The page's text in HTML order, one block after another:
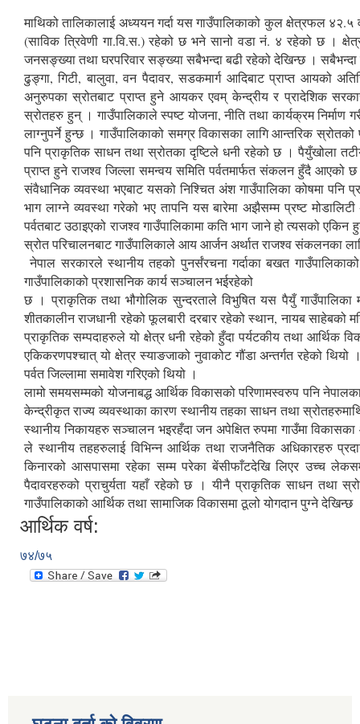
माथिको तालिकालाई अध्ययन गर्दा यस गाउँपालिकाको कुल क्षेत्रफल
(साविक त्रिवेणी गा.वि.स.) रहेको छ भने सानो वडा नं. ४ रहेको छ ।
जनसङ्ख्या तथा घरपरिवार सङ्ख्या सबैभन्दा बढी रहेको देखिन्छ ।
ढुङ्गा, गिटी, बालुवा, वन पैदावर, सडकमार्ग आदिबाट प्राप्त आयको
अनुरुपका स्रोतबाट प्राप्त हुने आयकर एवम् केन्द्रीय र प्रादेशिक
स्रोतहरु हुन् । गाउँपालिकाले स्पष्ट योजना, नीति तथा कार्यक्रम
लाग्नुपर्ने हुन्छ । गाउँपालिकाको समग्र विकासका लागि आन्तरिक
पनि प्राकृतिक साधन तथा स्रोतका दृष्टिले धनी रहेको छ । पैयुँखोला
प्राप्त हुने राजश्व जिल्ला समन्वय समिति पर्वतमार्फत संकलन हुँदै आएको
संवैधानिक व्यवस्था भएबाट यसको निश्चित अंश गाउँपालिका कोषमा पनि
भाग लाग्ने व्यवस्था गरेको भए तापनि यस बारेमा अझैसम्म प्रष्ट
पर्वतबाट उठाइएको राजश्व गाउँपालिकामा कति भाग जाने हो त्यसको
स्रोत परिचालनबाट गाउँपालिकाले आय आर्जन अर्थात राजश्व संकलनका
नेपाल सरकारले स्थानीय तहको पुनर्संरचना गर्दाका बखत
गाउँपालिकाको प्रशासनिक कार्य सञ्चालन भईरहेको
छ । प्राकृतिक तथा भौगोलिक सुन्दरताले विभुषित यस पैयुँ
शीतकालीन राजधानी रहेको फूलबारी दरबार रहेको स्थान, नायब साहेबको
प्राकृतिक सम्पदाहरुले यो क्षेत्र धनी रहेको हुँदा पर्यटकीय तथा आर्थिक
एकिकरणपश्चात् यो क्षेत्र स्याङजाको नुवाकोट गौंडा अन्तर्गत रहेको थियो
पर्वत जिल्लामा समावेश गरिएको थियो ।
लामो समयसम्मको योजनाबद्ध आर्थिक विकासको परिणामस्वरुप पनि
केन्द्रीकृत राज्य व्यवस्थाका कारण स्थानीय तहका साधन तथा
स्थानीय निकायहरु सञ्चालन भइरहँदा जन अपेक्षित रुपमा गाउँमा
ले स्थानीय तहहरुलाई विभिन्न आर्थिक तथा राजनैतिक अधिकारहरु
किनारको आसपासमा रहेका सम्म परेका बेंसीफाँटदेखि लिएर उच्च
पैदावरहरुको प्राचुर्यता यहाँ रहेको छ । यीनै प्राकृतिक साधन तथा
गाउँपालिकाको आर्थिक तथा सामाजिक विकासमा ठूलो योगदान पुग्ने देखिन्छ
आर्थिक वर्ष:
७४/७५